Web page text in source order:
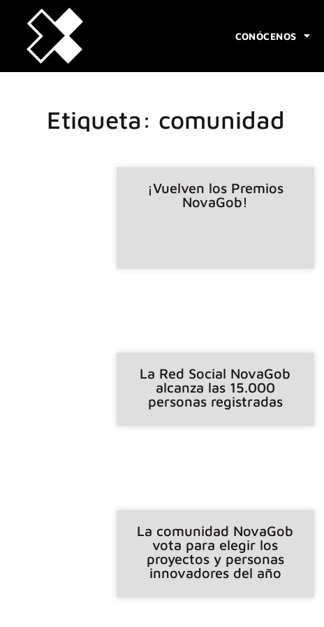
CONÓCENOS
Etiqueta: comunidad
¡Vuelven los Premios
NovaGob!
La Red Social NovaGob
alcanza las 15.000
personas registradas
La comunidad NovaGob
vota para elegir los
proyectos y personas
innovadores del año